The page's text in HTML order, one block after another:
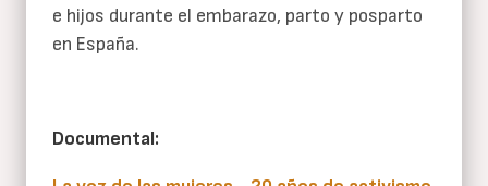
e hijos durante el embarazo, parto y posparto
en España.
Documental: